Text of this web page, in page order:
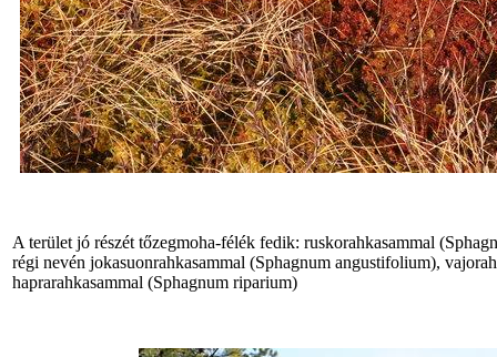
A terület jó részét tőzegmoha-félék fedik: ruskorahkasammal
régi nevén jokasuonrahkasammal (Sphagnum angustifolium),
haprarahkasammal (Sphagnum riparium)